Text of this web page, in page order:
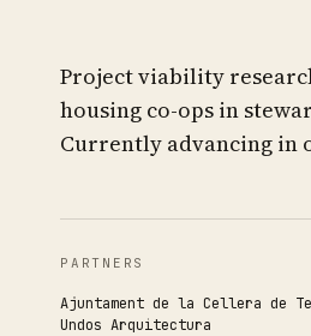
Project viability
housing co-ops in
Currently advancing in
PARTNERS
Ajuntament de la Cellera de
Undos Arquitectura